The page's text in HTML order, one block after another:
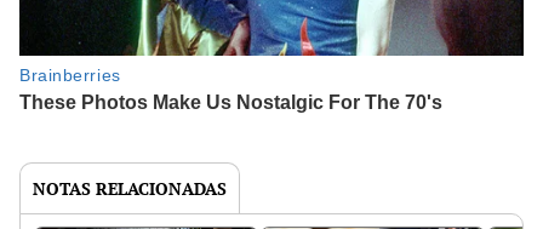
NOTAS RELACIONADAS